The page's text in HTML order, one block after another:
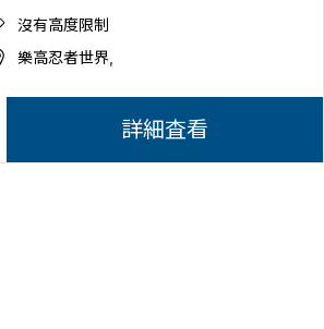
沒有高度限制
樂高忍者世界,
詳細査看